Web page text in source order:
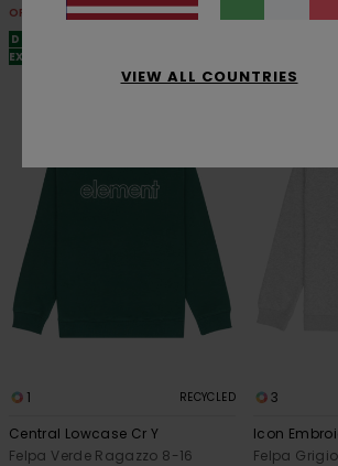
OFFERTE
DOPPIA OFFERTA 25% DI SCONTO
EXTRA
1 RECYCLED
Central Lowcase Cr Y
Felpa Verde Ragazzo 8-16
3
Icon
Felpa
VIEW ALL COUNTRIES